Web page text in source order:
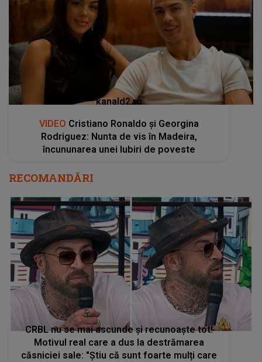
kanald2.ro
VIDEO Cristiano Ronaldo și Georgina
Rodriguez: Nunta de vis în Madeira,
încununarea unei Iubiri de poveste
RECOMANDĂRI
CRBL nu se mai ascunde și recunoaște tot!
Motivul real care a dus la destrămarea
căsniciei sale: "Știu că sunt foarte mulți care